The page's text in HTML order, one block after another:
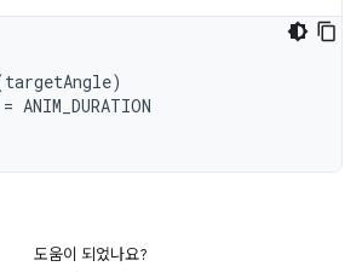
targetAngle)
= ANIM_DURATION
도움이 되었나요?